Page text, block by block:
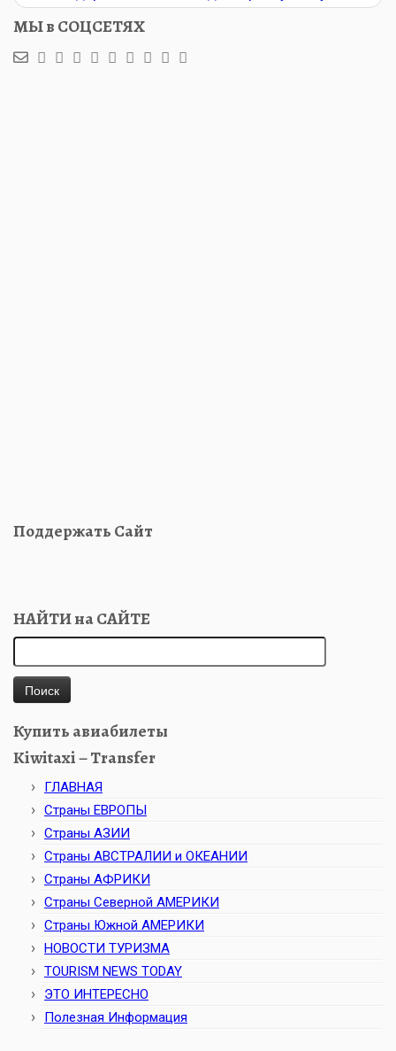
МЫ в СОЦСЕТЯХ
Поддержать Сайт
НАЙТИ на САЙТЕ
Купить авиабилеты
Kiwitaxi – Transfer
ГЛАВНАЯ
Страны ЕВРОПЫ
Страны АЗИИ
Страны АВСТРАЛИИ и ОКЕАНИИ
Страны АФРИКИ
Страны Северной АМЕРИКИ
Страны Южной АМЕРИКИ
НОВОСТИ ТУРИЗМА
TOURISM NEWS TODAY
ЭТО ИНТЕРЕСНО
Полезная Информация